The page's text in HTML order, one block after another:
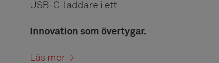
USB-C-laddare i ett.
Innovation som övertygar.
Läs mer >